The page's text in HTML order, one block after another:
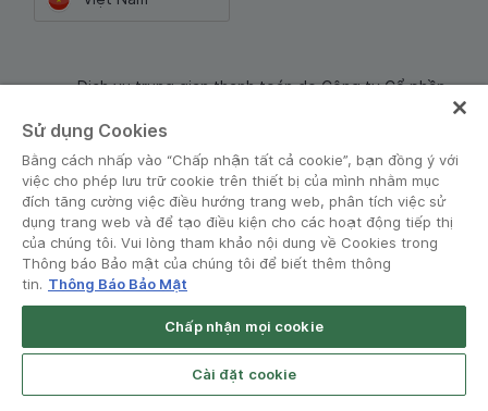
Dịch vụ trung gian thanh toán do Công ty Cổ phần
Điều khoản và Chính sách
© Grab 2010 - 2026
Grab for Android
Open App
Sử dụng Cookies
Bằng cách nhấp vào “Chấp nhận tất cả cookie”, bạn đồng ý với
việc cho phép lưu trữ cookie trên thiết bị của mình nhằm mục
đích tăng cường việc điều hướng trang web, phân tích việc sử
dụng trang web và để tạo điều kiện cho các hoạt động tiếp thị
của chúng tôi. Vui lòng tham khảo nội dung về Cookies trong
Thông báo Bảo mật của chúng tôi để biết thêm thông
tin. Thông Báo Bảo Mật
Chấp nhận mọi cookie
Cài đặt cookie